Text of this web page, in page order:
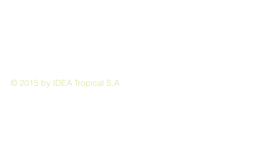
© 2015 by IDEA Tropical S.A